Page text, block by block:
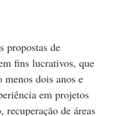
propostas de
fins lucrativos, que
menos dois anos e
em projetos
recuperação de áreas